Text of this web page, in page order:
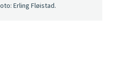
Erling Fløistad.